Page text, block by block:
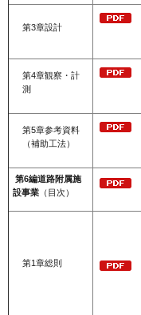
第3章設計
第4章観察・計
測
第5章参考資料
（補助工法）
第6編道路附属施
設事業 （目次）
第1章総則